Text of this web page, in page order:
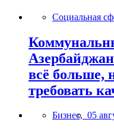
Социальная
всё больше,
требовать
Бизнес, 05